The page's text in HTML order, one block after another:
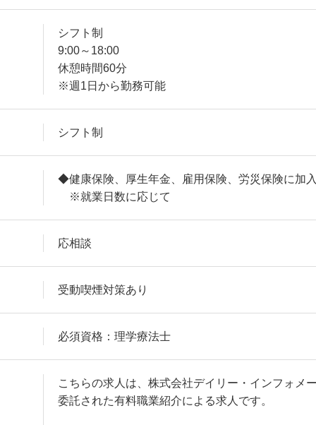
シフト制
9:00～18:00
休憩時間60分
※週1日から勤務可能
シフト制
◆健康保険、厚生年金、雇用保険、労災保険に加入
※就業日数に応じて
応相談
受動喫煙対策あり
必須資格：理学療法士
こちらの求人は、株式会社デイリー・インフォメ
委託された有料職業紹介による求人です。